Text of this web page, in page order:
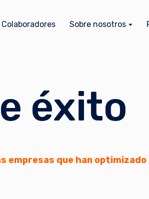
Colaboradores Sobre nosotros
éxito
empresas que han